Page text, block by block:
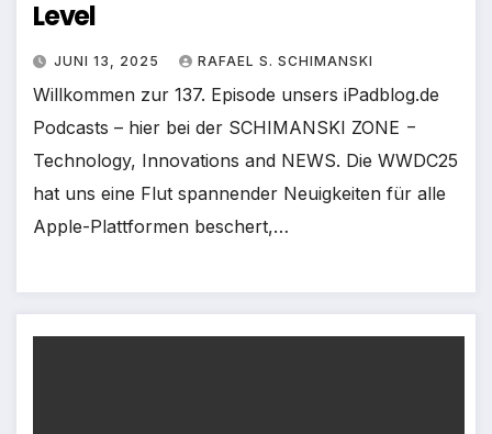
Level
JUNI 13, 2025 RAFAEL S. SCHIMANSKI
Willkommen zur 137. Episode unsers iPadblog.de
Podcasts – hier bei der SCHIMANSKI ZONE −
Technology, Innovations and NEWS. Die WWDC25
hat uns eine Flut spannender Neuigkeiten für alle
Apple-Plattformen beschert,…